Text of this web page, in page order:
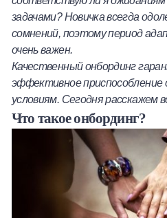
Мобильный банк
Потребительский
Карта КАКТУС
Продукты для Бизнеса
задачами? Новичка всегда
сомнений, поэтому период
очень важен.
Качественный онбординг
эффективное приспособление
условиям. Сегодня расскажем
Что такое онбординг?